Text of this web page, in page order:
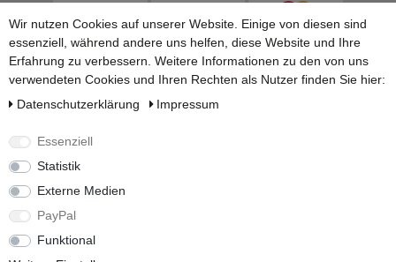
Wir nutzen Cookies auf unserer Website. Einige von diesen sind
essenziell, während andere uns helfen, diese Website und Ihre
Erfahrung zu verbessern. Weitere Informationen zu den von uns
verwendeten Cookies und Ihren Rechten als Nutzer finden Sie hier:
Daten­schutz­erklärung
Impressum
Essenziell
Statistik
Externe Medien
PayPal
Funktional